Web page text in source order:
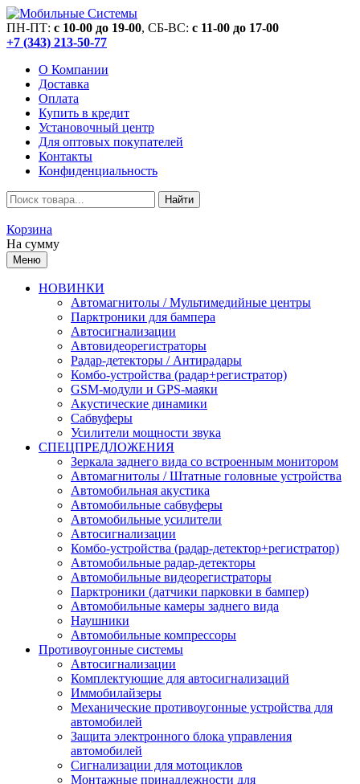
ПН-ПТ: c 10-00 до 19-00, СБ-ВС: c 11-00 до 17-00
+7 (343) 213-50-77
О Компании
Доставка
Оплата
Купить в кредит
Установочный центр
Для оптовых покупателей
Контакты
Конфиденциальность
Найти
Корзина
На сумму
Меню
НОВИНКИ
Автомагнитолы / Мультимедийные центры
Парктроники для бампера
Автосигнализации
Автовидеорегистраторы
Радар-детекторы / Антирадары
Комбо-устройства (радар+регистратор)
GSM-модули и GPS-маяки
Акустические динамики
Сабвуферы
Усилители мощности звука
СПЕЦПРЕДЛОЖЕНИЯ
Зеркала заднего вида со встроенным монитором
Автомагнитолы / Штатные головные устройства
Автомобильная акустика
Автомобильные сабвуферы
Автомобильные усилители
Автосигнализации
Комбо-устройства (радар-детектор+регистратор)
Автомобильные радар-детекторы
Автомобильные видеорегистраторы
Парктроники (датчики парковки в бампер)
Автомобильные камеры заднего вида
Наушники
Автомобильные компрессоры
Противоугонные системы
Автосигнализации
Комплектующие для автосигнализаций
Иммобилайзеры
Механические противоугонные устройства для
автомобилей
Защита электронного блока управления
автомобилей
Сигнализации для мотоциклов
Монтажные принадлежности для